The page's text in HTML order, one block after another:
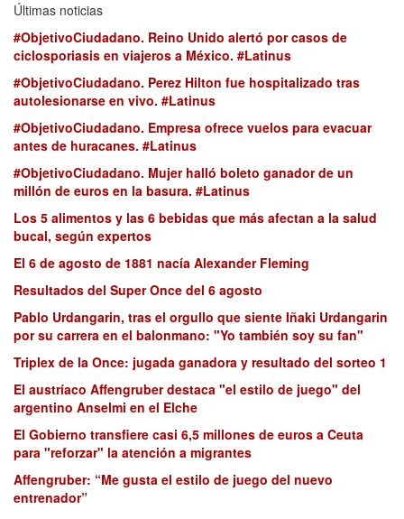
Últimas noticias
#ObjetivoCiudadano. Reino Unido alertó por casos de
ciclosporiasis en viajeros a México. #Latinus
#ObjetivoCiudadano. Perez Hilton fue hospitalizado tras
autolesionarse en vivo. #Latinus
#ObjetivoCiudadano. Empresa ofrece vuelos para evacuar
antes de huracanes. #Latinus
#ObjetivoCiudadano. Mujer halló boleto ganador de un
millón de euros en la basura. #Latinus
Los 5 alimentos y las 6 bebidas que más afectan a la salud
bucal, según expertos
El 6 de agosto de 1881 nacía Alexander Fleming
Resultados del Super Once del 6 agosto
Pablo Urdangarin, tras el orgullo que siente Iñaki Urdangarin
por su carrera en el balonmano: "Yo también soy su fan"
Triplex de la Once: jugada ganadora y resultado del sorteo 1
El austríaco Affengruber destaca "el estilo de juego" del
argentino Anselmi en el Elche
El Gobierno transfiere casi 6,5 millones de euros a Ceuta
para "reforzar" la atención a migrantes
Affengruber: “Me gusta el estilo de juego del nuevo
entrenador”